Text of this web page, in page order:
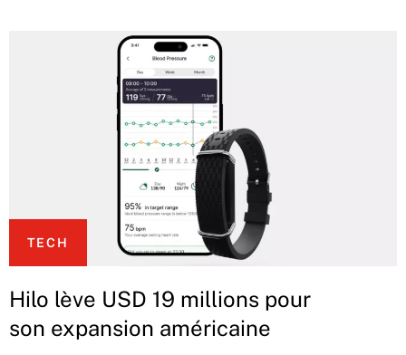
TECH
Hilo lève USD 19 millions pour
son expansion américaine